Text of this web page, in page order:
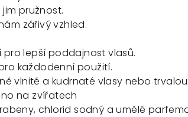
pružnost.
zářivý vzhled.
lepší poddajnost vlasů.
každodenní použití.
vlnité a kudrnaté vlasy nebo
na zvířatech
chlorid sodný a umělé